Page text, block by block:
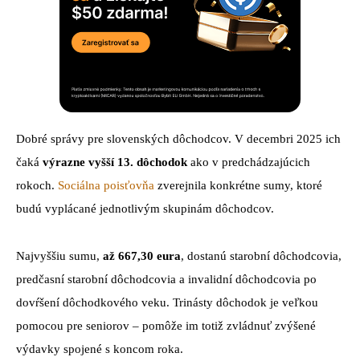
Dobré správy pre slovenských dôchodcov. V decembri 2025 ich
čaká výrazne vyšší 13. dôchodokako v predchádzajúcich
rokoch. Sociálna poisťovňa zverejnila konkrétne sumy, ktoré
budú vyplácané jednotlivým skupinám dôchodcov.
Najvyššiu sumu, až 667,30 eura, dostanú starobní dôchodcovia,
predčasní starobní dôchodcovia a invalidní dôchodcovia po
dovŕšení dôchodkového veku. Trinásty dôchodok je veľkou
pomocou pre seniorov – pomôže im totiž zvládnuť zvýšené
výdavky spojené s koncom roka.